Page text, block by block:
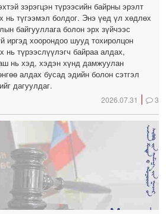
зэрэгцэн түрээсийн байрны эрэлт
нь түгээмэл болдог. Энэ үед үл хөдлөх
байгууллага болон эрх зүйчээс
иргэд хоорондоо шууд тохиролцон
нь түрээслүүлэгч байраа алдах,
нь хэд, хэдэн хүнд дамжуулан
алдах бусад эдийн болон сэтгэл
дагуулдаг.
2026.07.31 3